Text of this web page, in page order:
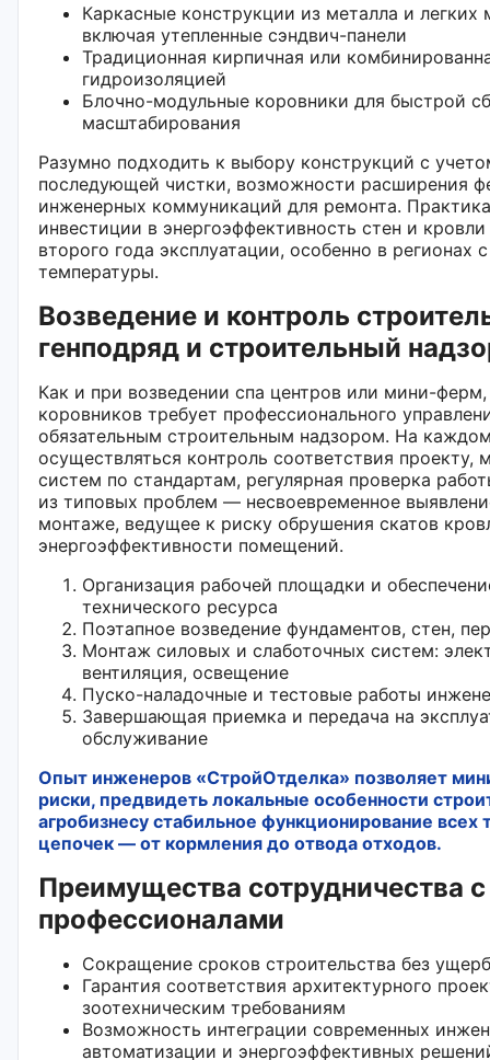
Каркасные конструкции из металла и легких
включая утепленные сэндвич-панели
Традиционная кирпичная или
гидроизоляцией
Блочно-модульные коровники для быстрой
масштабирования
Разумно подходить к выбору конструкций с
последующей чистки, возможности расширения
инженерных коммуникаций для ремонта.
инвестиции в энергоэффективность стен и
второго года эксплуатации, особенно в регионах
температуры.
Возведение и контроль
генподряд и строительный
Как и при возведении спа центров или мини-ферм,
коровников требует профессионального
обязательным строительным надзором. На
осуществляться контроль соответствия
систем по стандартам, регулярная проверка
из типовых проблем — несвоевременное
монтаже, ведущее к риску обрушения скатов
энергоэффективности помещений.
Организация рабочей площадки и
технического ресурса
Поэтапное возведение фундаментов, стен,
Монтаж силовых и слаботочных систем:
вентиляция, освещение
Пуско-наладочные и тестовые работы
Завершающая приемка и передача на
обслуживание
Опыт инженеров «СтройОтделка» позволяет
риски, предвидеть локальные особенности
агробизнесу стабильное функционирование всех
цепочек — от кормления до отвода отходов.
Преимущества сотрудничества с
профессионалами
Сокращение сроков строительства без
Гарантия соответствия архитектурного
зоотехническим требованиям
Возможность интеграции современных
автоматизации и энергоэффективных